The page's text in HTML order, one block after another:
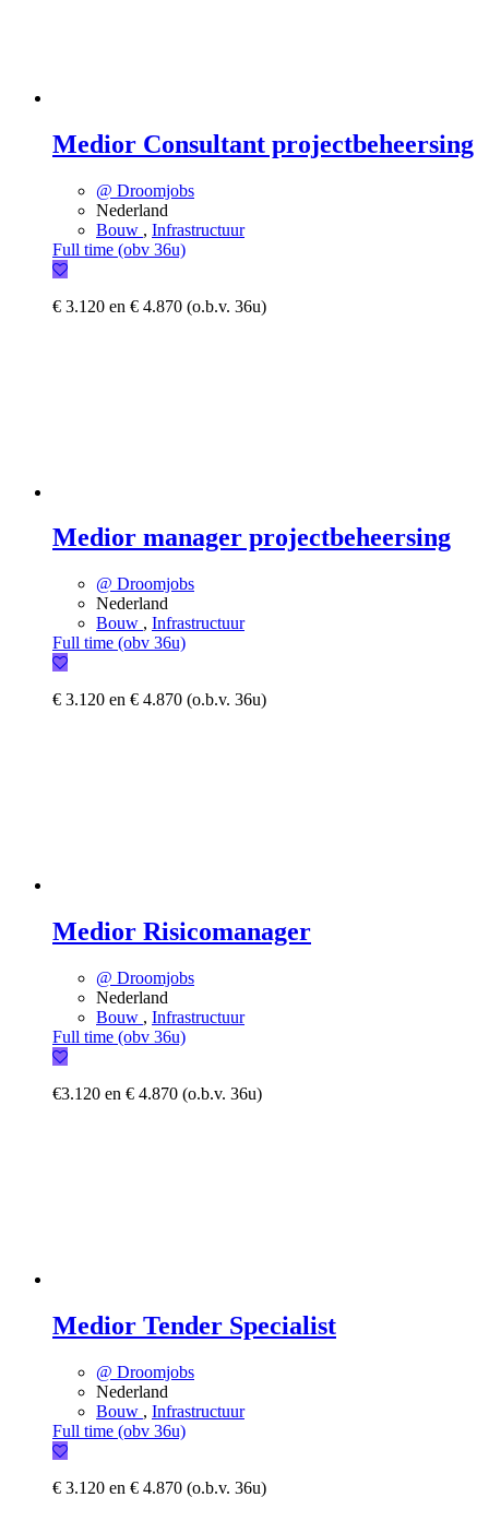
Medior Consultant projectbeheersing
@ Droomjobs
Nederland
Bouw , Infrastructuur
Full time (obv 36u)
€ 3.120 en € 4.870 (o.b.v. 36u)
Medior manager projectbeheersing
@ Droomjobs
Nederland
Bouw , Infrastructuur
Full time (obv 36u)
€ 3.120 en € 4.870 (o.b.v. 36u)
Medior Risicomanager
@ Droomjobs
Nederland
Bouw , Infrastructuur
Full time (obv 36u)
€3.120 en € 4.870 (o.b.v. 36u)
Medior Tender Specialist
@ Droomjobs
Nederland
Bouw , Infrastructuur
Full time (obv 36u)
€ 3.120 en € 4.870 (o.b.v. 36u)